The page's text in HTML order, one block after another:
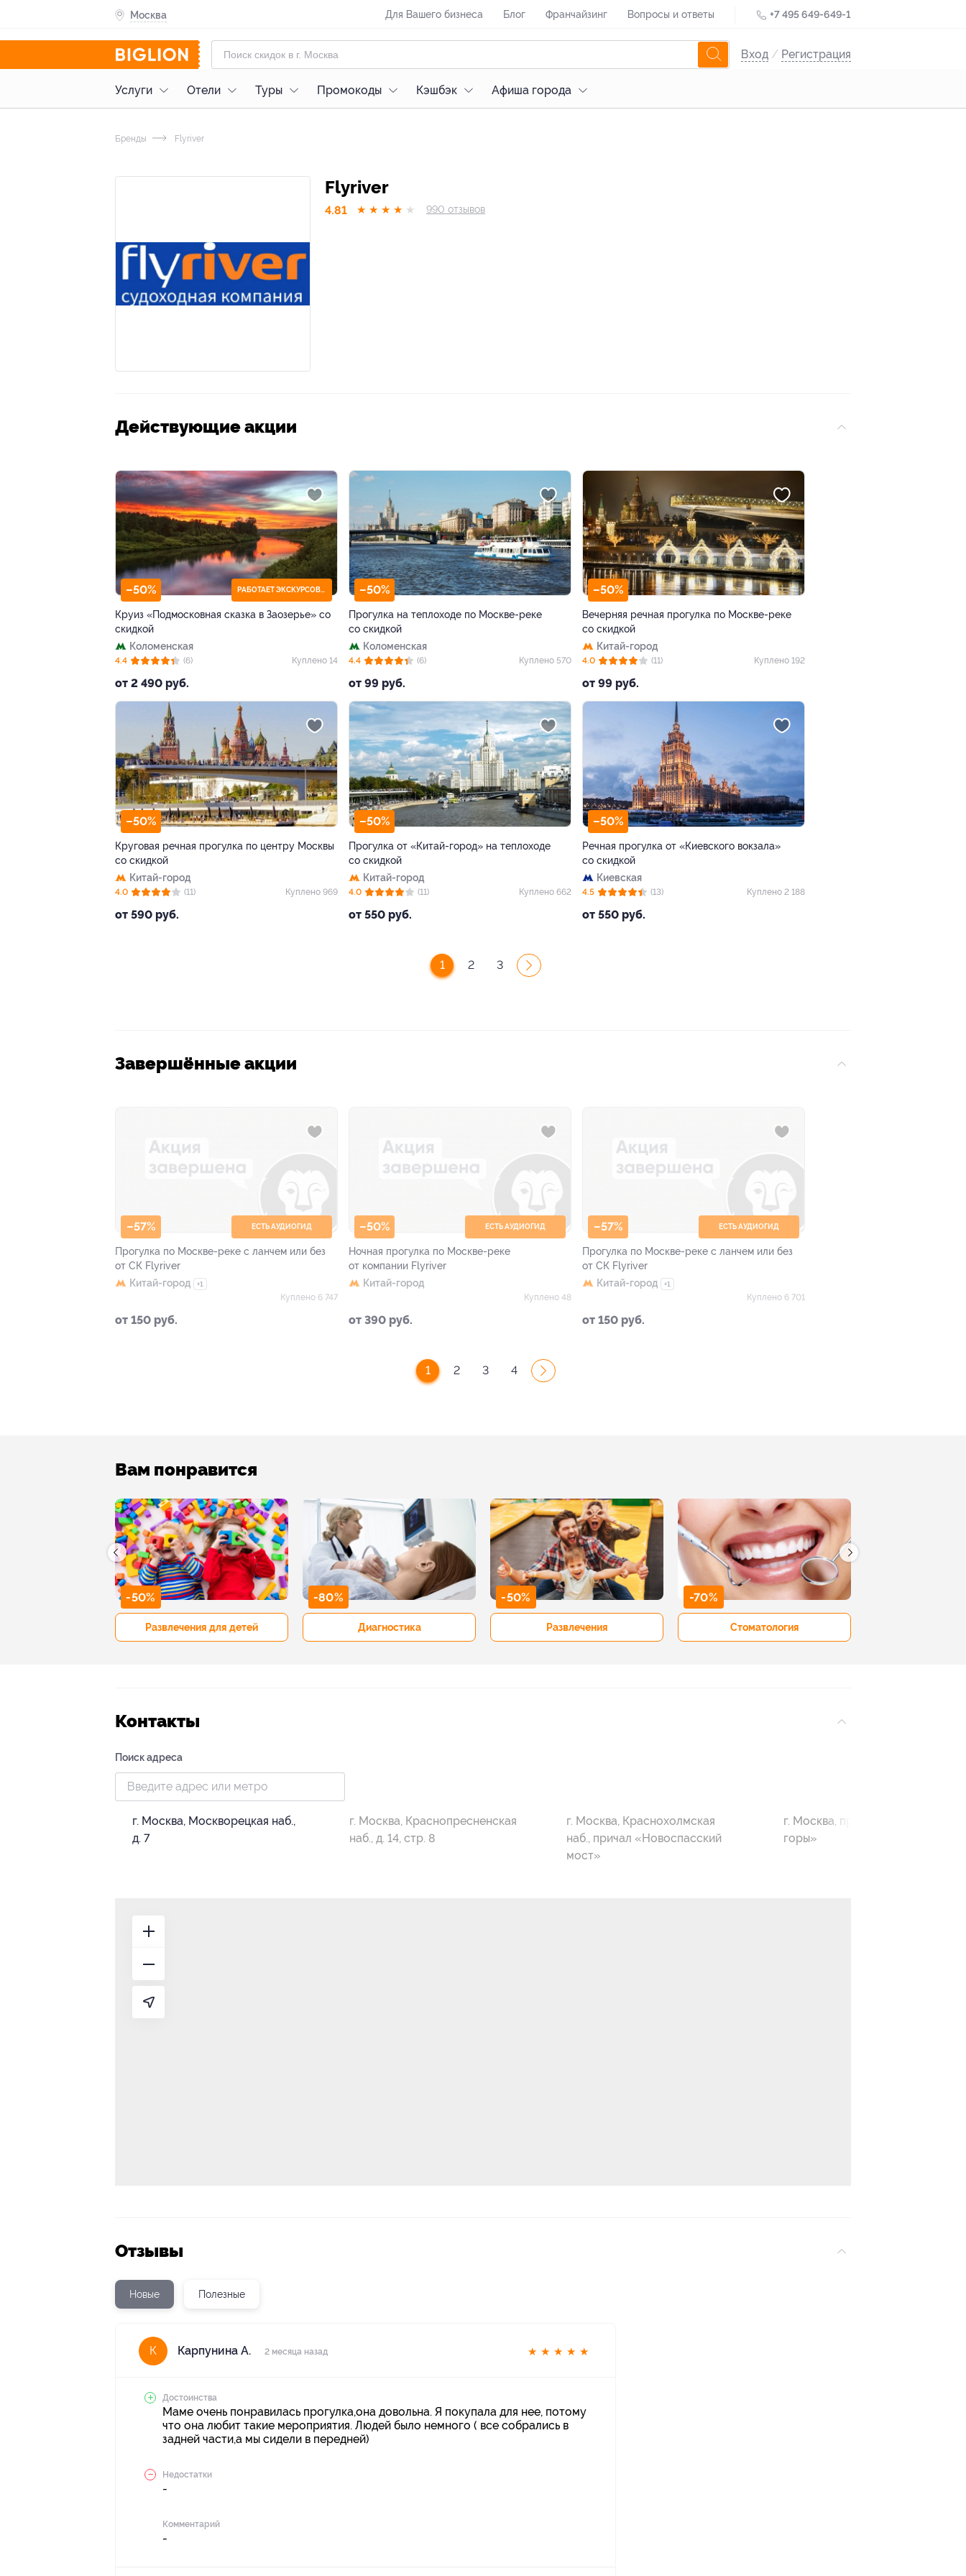
Москва Для Вашего бизнеса Блог Франчайзинг Вопросы и ответы +7 495 649-649-1
Вход / Регистрация
Услуги Отели Туры Промокоды Кэшбэк Афиша города
Бренды Flyriver
Flyriver
4.81 ★ ★ ★ ★ ★ 990 отзывов
Действующие акции
–50% РАБОТАЕТ ЭКСКУРСОВОД
Круиз «Подмосковная сказка в Заозерье» со
скидкой
Коломенская
от 2 490 руб.
4.4 (6) Куплено 14
–50%
Прогулка на теплоходе по Москве-реке
со скидкой
Коломенская
от 99 руб.
4.4 (6) Куплено 570
–50%
Вечерняя речная прогулка по Москве-реке
со скидкой
Китай-город
от 99 руб.
4.0 (11) Куплено 192
–50%
Круговая речная прогулка по центру Москвы
со скидкой
Китай-город
от 590 руб.
4.0 (11) Куплено 969
–50%
Прогулка от «Китай-город» на теплоходе
со скидкой
Китай-город
от 550 руб.
4.0 (11) Куплено 662
–50%
Речная прогулка от «Киевского вокзала»
со скидкой
Киевская
от 550 руб.
4.5 (13) Куплено 2 188
1 2 3
Завершённые акции
–57% ЕСТЬ АУДИОГИД
Прогулка по Москве-реке с ланчем или без
от СК Flyriver
Китай-город
+1
от 150 руб.
Куплено 6 747
–50% ЕСТЬ АУДИОГИД
Ночная прогулка по Москве-реке
от компании Flyriver
Китай-город
от 390 руб.
Куплено 48
–57% ЕСТЬ АУДИОГИД
Прогулка по Москве-реке с ланчем или без
от СК Flyriver
Китай-город
+1
от 150 руб.
Куплено 6 701
1 2 3 4
Вам понравится
-50%
Развлечения для детей
-80%
Диагностика
-50%
Развлечения
-70%
Стоматология
Контакты
Поиск адреса
г. Москва, Москворецкая наб.,
д. 7
г. Москва, Краснопресненская
наб., д. 14, стр. 8
г. Москва, Краснохолмская
наб., причал «Новоспасский
мост»
г. Москва, причал «Воробьёвы
горы»
Отзывы
Новые Полезные
К Карпунина А. 2 месяца назад ★ ★ ★ ★ ★
Достоинства
Маме очень понравилась прогулка,она довольна. Я покупала для нее, потому
что она любит такие мероприятия. Людей было немного ( все собрались в
задней части,а мы сидели в передней)
Недостатки
-
Комментарий
-